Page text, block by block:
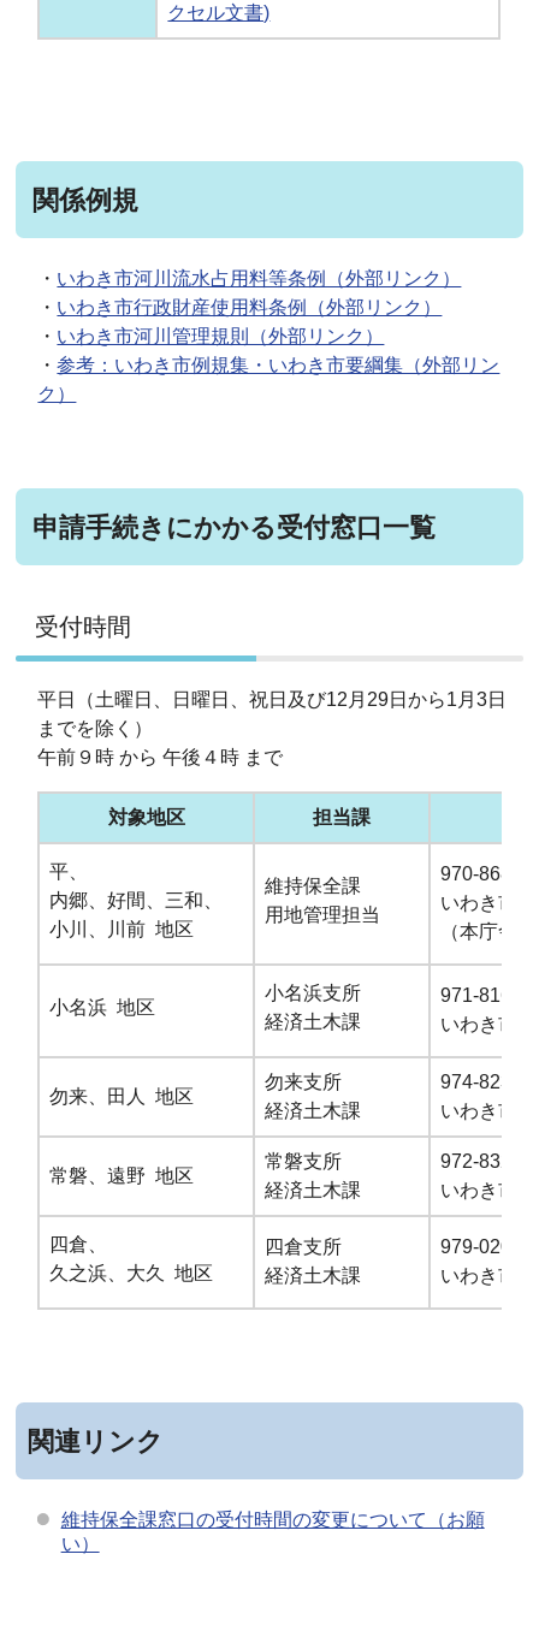
クセル文書)
関係例規
・ いわき市河川流水占用料等条例（外部リンク）
・ いわき市行政財産使用料条例（外部リンク）
・ いわき市河川管理規則（外部リンク）
・参考：いわき市例規集・いわき市要綱集（外部リン
ク）
申請手続きにかかる受付窓口一覧
受付時間
平日（土曜日、日曜日、祝日及び12月29日から1月3日
までを除く）
午前９時 から 午後４時 まで
対象地区 担当課
平、
内郷、好間、三和、
小川、川前 地区
維持保全課
用地管理担当
970-8686
いわき市
（本庁舎
小名浜 地区
小名浜支所
経済土木課
971-8162
いわき市
勿来、田人 地区
勿来支所
経済土木課
974-8232
いわき市
常磐、遠野 地区
常磐支所
経済土木課
972-8321
いわき市
四倉、
久之浜、大久 地区
四倉支所
経済土木課
979-0201
いわき市
関連リンク
維持保全課窓口の受付時間の変更について（お願
い）